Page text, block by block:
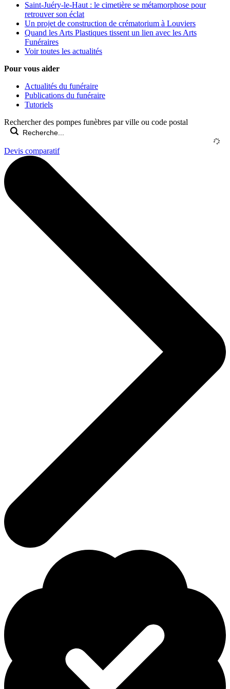
Saint-Juéry-le-Haut : le cimetière se métamorphose pour
retrouver son éclat
Un projet de construction de crématorium à Louviers
Quand les Arts Plastiques tissent un lien avec les Arts
Funéraires
Voir toutes les actualités
Pour vous aider
Actualités du funéraire
Publications du funéraire
Tutoriels
Rechercher des pompes funèbres par ville ou code postal
Devis comparatif